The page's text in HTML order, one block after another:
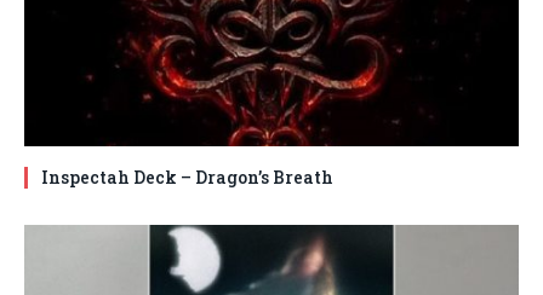
Inspectah Deck – Dragon’s Breath